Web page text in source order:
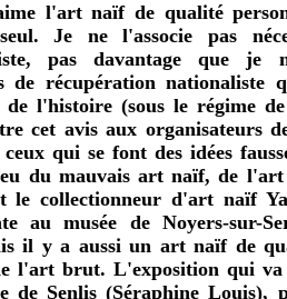
naïf de qualité
Je ne l'associe pas
pas davantage que je
de récupération
de l'histoire (sous le régime
cet avis aux organisateurs
ceux qui se font des idées
du mauvais art naïf, de
le collectionneur d'art naïf
au musée de Noyers-sur-
il y a aussi un art naïf de
l'art brut. L'exposition qui
de Senlis (Séraphine Louis),